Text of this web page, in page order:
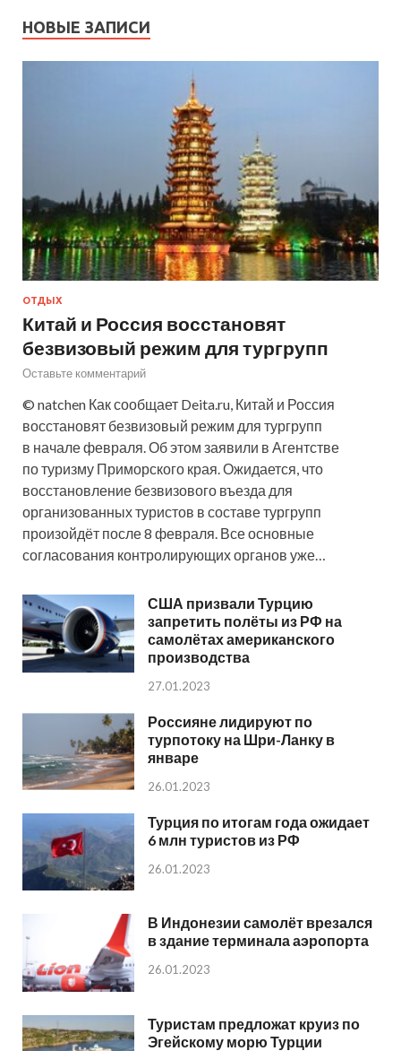
НОВЫЕ ЗАПИСИ
ОТДЫХ
Китай и Россия восстановят
безвизовый режим для тургрупп
Оставьте комментарий
© natchen Как сообщает Deita.ru, Китай и Россия
восстановят безвизовый режим для тургрупп
в начале февраля. Об этом заявили в Агентстве
по туризму Приморского края. Ожидается, что
восстановление безвизового въезда для
организованных туристов в составе тургрупп
произойдёт после 8 февраля. Все основные
согласования контролирующих органов уже…
США призвали Турцию
запретить полёты из РФ на
самолётах американского
производства
27.01.2023
Россияне лидируют по
турпотоку на Шри-Ланку в
январе
26.01.2023
Турция по итогам года ожидает
6 млн туристов из РФ
26.01.2023
В Индонезии самолёт врезался
в здание терминала аэропорта
26.01.2023
Туристам предложат круиз по
Эгейскому морю Турции